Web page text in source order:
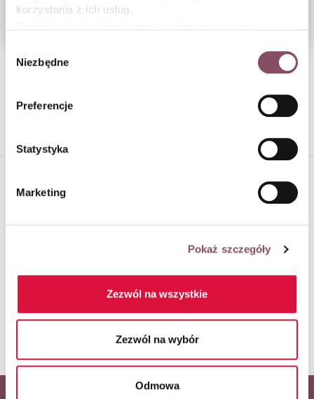
korzystania z ich usług.
Gdańsk (80-339) adres: Dickmana 14/15 więcej
informacji o przetwarzaniu danych osobowych oraz
Polityce
prywatności.
zgody
Niezbędne
Preferencje
Statystyka
Marketing
Pokaż szczegóły
Zezwól na wszystkie
Zezwól na wybór
Odmowa
Odc. 7
MATERIAŁY PUBLIKOWANE NA NASZEJ STRONIE
REKLAMOWEJ Z WŁAŚCICIELAMI MAREK: